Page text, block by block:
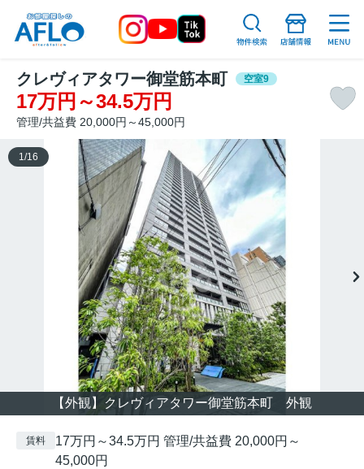
クレヴィアタワー御堂筋本町 空室9
17万円～34.5万円
管理/共益費 20,000円～45,000円
【外観】クレヴィアタワー御堂筋本町 外観
1 /16
賃料
17万円～34.5万円 管理/共益費 20,000円～
45,000円